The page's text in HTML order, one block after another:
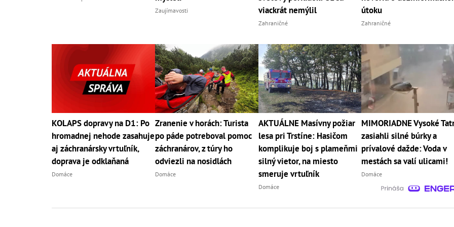
Zaujímavosti
viackrát nemýlil
Zahraničné
útoku
Zahraničné
KOLAPS dopravy na D1: Po
hromadnej nehode zasahuje
aj záchranársky vrtuľník,
doprava je odklaňaná
Domáce
Zranenie v horách: Turista
po páde potreboval pomoc
záchranárov, z túry ho
odviezli na nosidlách
Domáce
AKTUÁLNE Masívny požiar
lesa pri Trstíne: Hasičom
komplikuje boj s plameňmi
silný vietor, na miesto
smeruje vrtuľník
Domáce
MIMORIADNE Vysoké
zasiahli silné búrky a
prívalové dažde: Voda v
mestách sa valí ulicami!
Domáce